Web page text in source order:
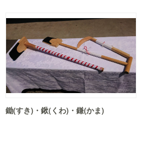
鋤(すき)・鍬(くわ)・鎌(かま)